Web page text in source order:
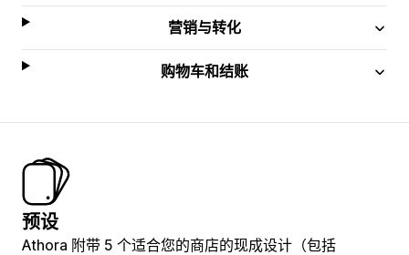
营销与转化
购物车和结账
预设
Athora 附带 5 个适合您的商店的现成设计（包括